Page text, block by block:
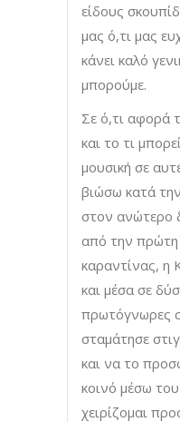
είδους
μας ό,τι μας
κάνει καλό
μπορούμε.
Σε ό,τι αφορά
και το τι
μουσική σε
βιώσω κατά
στον ανώτερο
από την πρώτη
καραντίνας, η
και μέσα σε
πρωτόγνωρες
σταμάτησε
και να το
κοινό μέσω
χειρίζομαι